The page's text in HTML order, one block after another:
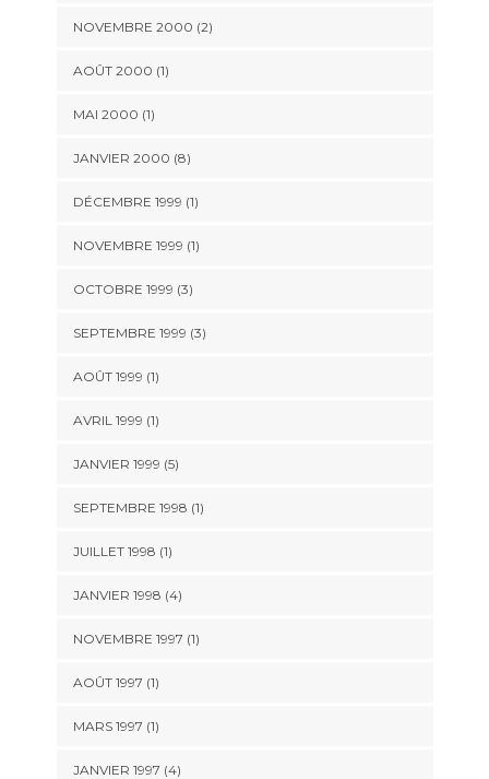
NOVEMBRE 2000 (2)
AOÛT 2000 (1)
MAI 2000 (1)
JANVIER 2000 (8)
DÉCEMBRE 1999 (1)
NOVEMBRE 1999 (1)
OCTOBRE 1999 (3)
SEPTEMBRE 1999 (3)
AOÛT 1999 (1)
AVRIL 1999 (1)
JANVIER 1999 (5)
SEPTEMBRE 1998 (1)
JUILLET 1998 (1)
JANVIER 1998 (4)
NOVEMBRE 1997 (1)
AOÛT 1997 (1)
MARS 1997 (1)
JANVIER 1997 (4)